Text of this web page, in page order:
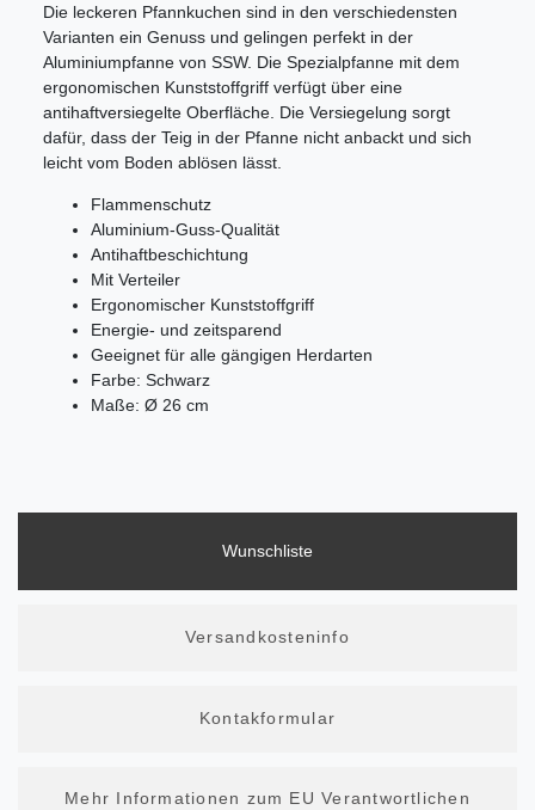
Die leckeren Pfannkuchen sind in den verschiedensten
Varianten ein Genuss und gelingen perfekt in der
Aluminiumpfanne von SSW. Die Spezialpfanne mit dem
ergonomischen Kunststoffgriff verfügt über eine
antihaftversiegelte Oberfläche. Die Versiegelung sorgt
dafür, dass der Teig in der Pfanne nicht anbackt und sich
leicht vom Boden ablösen lässt.
Flammenschutz
Aluminium-Guss-Qualität
Antihaftbeschichtung
Mit Verteiler
Ergonomischer Kunststoffgriff
Energie- und zeitsparend
Geeignet für alle gängigen Herdarten
Farbe: Schwarz
Maße: Ø 26 cm
Wunschliste
Versandkosteninfo
Kontakformular
Mehr Informationen zum EU Verantwortlichen